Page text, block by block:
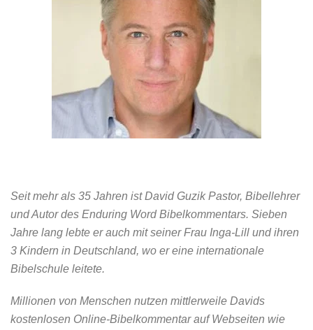
Seit mehr als 35 Jahren ist David Guzik Pastor, Bibellehrer
und Autor des Enduring Word Bibelkommentars. Sieben
Jahre lang lebte er auch mit seiner Frau Inga-Lill und ihren
3 Kindern in Deutschland, wo er eine internationale
Bibelschule leitete.
Millionen von Menschen nutzen mittlerweile Davids
kostenlosen Online-Bibelkommentar auf Webseiten wie